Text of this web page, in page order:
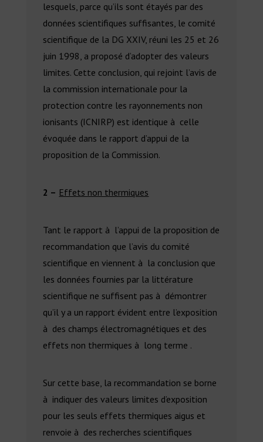
lesquels, parce qu’ils sont étayés par des
données scientifiques suffisantes, le comité
scientifique de la DG XXIV, réuni les 25 et 26
juin 1998, a proposé d’adopter des valeurs
limites. Cette conclusion, qui rejoint l’avis de
la commission internationale pour la
protection contre les rayonnements non
ionisants (ICNIRP) est identique à celle
évoquée dans le rapport d’appui de la
proposition de la Commission.
2 – Effets non thermiques
Tant le rapport à l’appui de la proposition de
recommandation que l’avis du comité
scientifique en viennent à la conclusion que
les données fournies par la littérature
scientifique ne suffisent pas à démontrer
qu’il y a un rapport évident entre l’exposition
à des champs électromagnétiques et des
effets non thermiques à long terme .
Sur cette base, la recommandation se borne
à indiquer des valeurs limites d’exposition
pour les seuls effets thermiques aigus et
renvoie à des recherches scientifiques